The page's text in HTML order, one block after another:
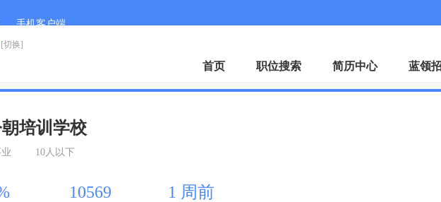
手机客户端
[切换]
首页 职位搜索 简历中心 蓝领
培训学校
10人以下
10569 1 周前